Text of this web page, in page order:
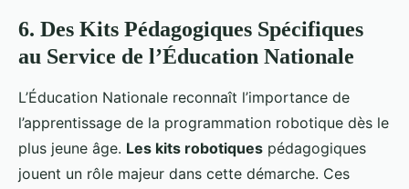
6. Des Kits Pédagogiques Spécifiques
au Service de l’Éducation Nationale
L’Éducation Nationale reconnaît l’importance de
l’apprentissage de la programmation robotique dès le
plus jeune âge. Les kits robotiques pédagogiques
jouent un rôle majeur dans cette démarche. Ces